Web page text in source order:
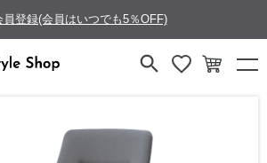
員登録(会員はいつでも5％OFF)